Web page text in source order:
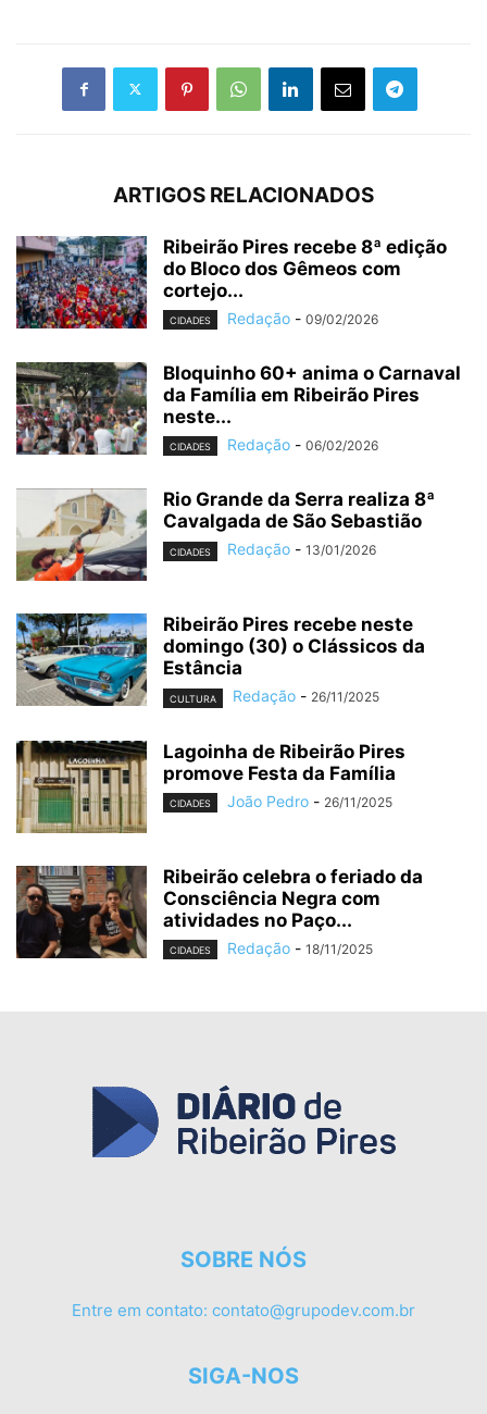
ARTIGOS RELACIONADOS
Ribeirão Pires recebe 8ª edição
do Bloco dos Gêmeos com
cortejo...
CIDADES Redação - 09/02/2026
Bloquinho 60+ anima o Carnaval
da Família em Ribeirão Pires
neste...
CIDADES Redação - 06/02/2026
Rio Grande da Serra realiza 8ª
Cavalgada de São Sebastião
CIDADES Redação - 13/01/2026
Ribeirão Pires recebe neste
domingo (30) o Clássicos da
Estância
CULTURA Redação - 26/11/2025
Lagoinha de Ribeirão Pires
promove Festa da Família
CIDADES João Pedro - 26/11/2025
Ribeirão celebra o feriado da
Consciência Negra com
atividades no Paço...
CIDADES Redação - 18/11/2025
SOBRE NÓS
Entre em contato: contato@grupodev.com.br
SIGA-NOS